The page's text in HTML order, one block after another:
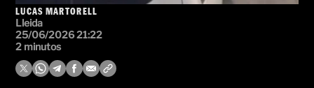
LUCAS MARTORELL
Lleida
25/06/2026 21:22
2 minutos